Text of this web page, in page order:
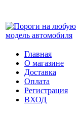
Главная
О магазине
Доставка
Оплата
Регистрация
ВХОД